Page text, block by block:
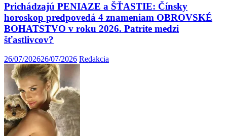
Prichádzajú PENIAZE a ŠŤASTIE: Čínsky
horoskop predpovedá 4 znameniam OBROVSKÉ
BOHATSTVO v roku 2026. Patríte medzi
šťastlivcov?
26/07/202626/07/2026 Redakcia